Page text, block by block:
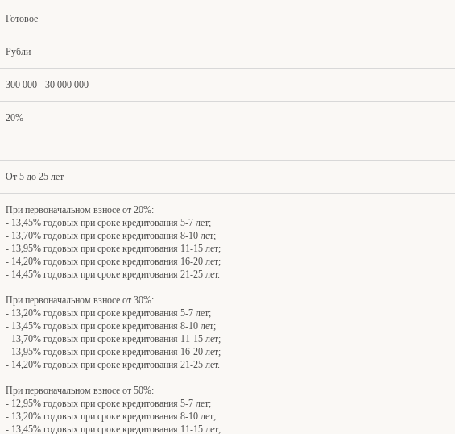
Готовое
Рубли
300 000 - 30 000 000
20%
От 5 до 25 лет
При первоначальном взносе от 20%:
- 13,45% годовых при сроке кредитования 5-7 лет;
- 13,70% годовых при сроке кредитования 8-10 лет;
- 13,95% годовых при сроке кредитования 11-15 лет;
- 14,20% годовых при сроке кредитования 16-20 лет;
- 14,45% годовых при сроке кредитования 21-25 лет.
При первоначальном взносе от 30%:
- 13,20% годовых при сроке кредитования 5-7 лет;
- 13,45% годовых при сроке кредитования 8-10 лет;
- 13,70% годовых при сроке кредитования 11-15 лет;
- 13,95% годовых при сроке кредитования 16-20 лет;
- 14,20% годовых при сроке кредитования 21-25 лет.
При первоначальном взносе от 50%:
- 12,95% годовых при сроке кредитования 5-7 лет;
- 13,20% годовых при сроке кредитования 8-10 лет;
- 13,45% годовых при сроке кредитования 11-15 лет;